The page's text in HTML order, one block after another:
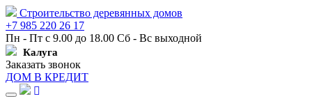
Строительство деревянных домов
+7 985 220 26 17
Пн - Пт с 9.00 до 18.00 Сб - Вс выходной
Калуга
Заказать звонок
ДОМ В КРЕДИТ
Навигация